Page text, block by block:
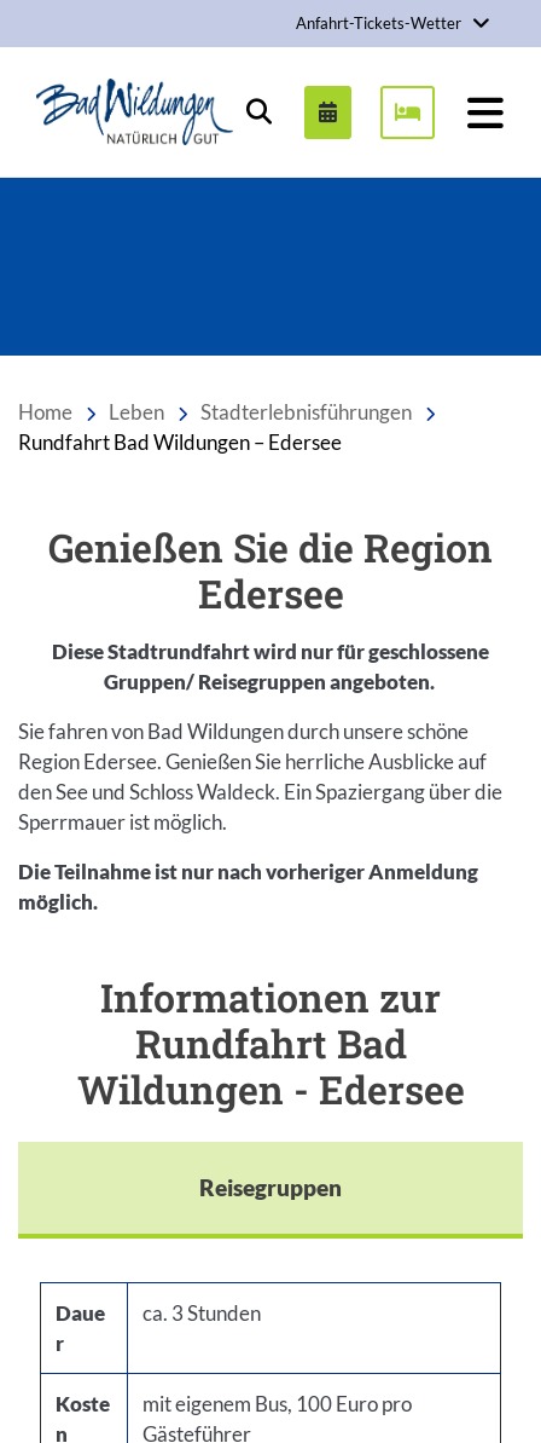
Anfahrt-Tickets-Wetter
Stadt Bad Wildungen
Suchen
Home Leben
Stadterlebnisführungen
Rundfahrt Bad Wildungen – Edersee
Einleitung
Genießen Sie die Region
Edersee
Diese Stadtrundfahrt wird nur für geschlossene
Gruppen/ Reisegruppen angeboten.
Sie fahren von Bad Wildungen durch unsere schöne
Region Edersee. Genießen Sie herrliche Ausblicke auf
den See und Schloss Waldeck. Ein Spaziergang über die
Sperrmauer ist möglich.
Die Teilnahme ist nur nach vorheriger Anmeldung
möglich.
Einleitung
Informationen zur
Rundfahrt Bad
Wildungen - Edersee
Reisegruppen
Daue
r
ca. 3 Stunden
Koste
n
mit eigenem Bus, 100 Euro pro
Gästeführer